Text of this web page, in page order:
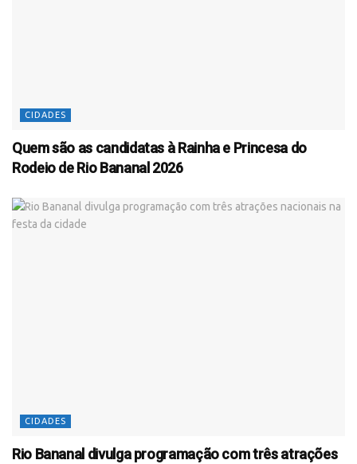
CIDADES
Quem são as candidatas à Rainha e Princesa do
Rodeio de Rio Bananal 2026
CIDADES
Rio Bananal divulga programação com três atrações